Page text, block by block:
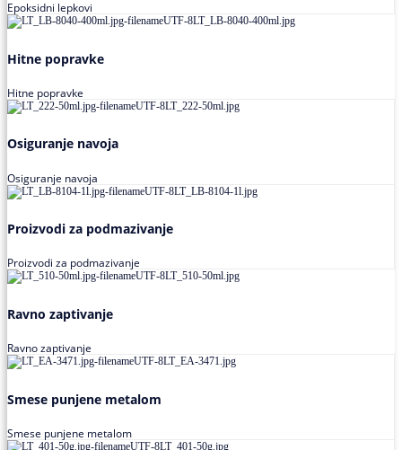
Epoksidni lepkovi
Hitne popravke
Hitne popravke
Osiguranje navoja
Osiguranje navoja
Proizvodi za podmazivanje
Proizvodi za podmazivanje
Ravno zaptivanje
Ravno zaptivanje
Smese punjene metalom
Smese punjene metalom